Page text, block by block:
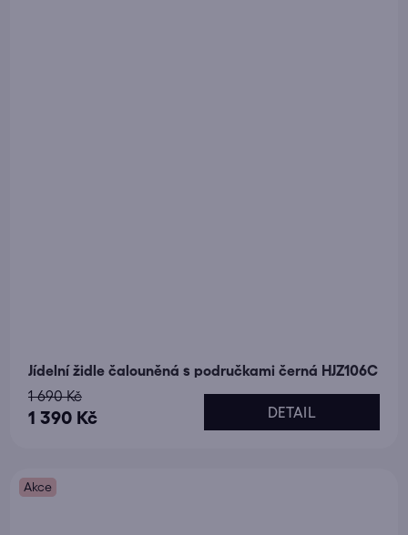
Jídelní židle čalouněná s područkami černá HJZ106C
1 390 Kč
1 690 Kč
DETAIL
Akce